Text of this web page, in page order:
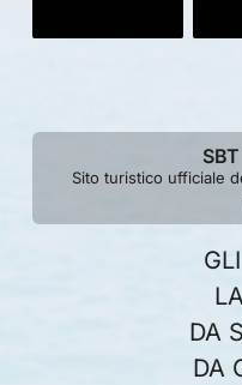
Sito turistico ufficiale
DA
DA